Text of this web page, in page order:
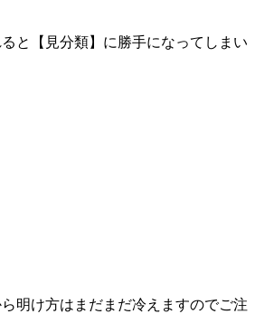
と【見分類】に勝手になってしまい
明け方はまだまだ冷えますのでご注